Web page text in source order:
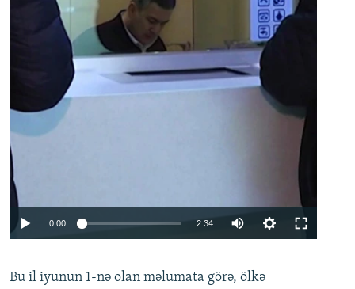
0:00 2:34
360p
Bu il iyunun 1-nə olan məlumata görə, ölkə